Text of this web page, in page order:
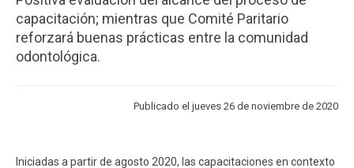
CLÍNICA ODONTOLÓGICA
BIBLIOTECA
ACADÉMICOS
capacitación; mientras que Comité Paritario
reforzará buenas prácticas entre la comunidad
odontológica.
Publicado el jueves 26 de noviembre de 2020
Iniciadas a partir de agosto 2020, las capacitaciones en contexto